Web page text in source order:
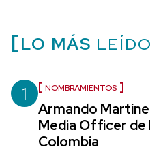
LO MÁS LEÍDO
1 NOMBRAMIENTOS
Armando
Media Officer de
Colombia